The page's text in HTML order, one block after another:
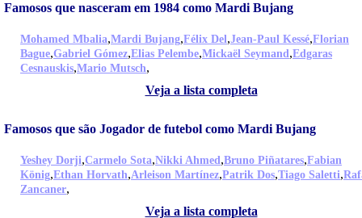
Famosos que nasceram em 1984 como Mardi Bujang
Mohamed Mbalia,Mardi Bujang,Félix Del,Jean-Paul Kessé,Florian
Bague,Gabriel Gómez,Elias Pelembe,Mickaël Seymand,Edgaras
Cesnauskis,Mario Mutsch,
Veja a lista completa
Famosos que são Jogador de futebol como Mardi Bujang
Yeshey Dorji,Carmelo Sota,Nikki Ahmed,Bruno Piñatares,Fabian
König,Ethan Horvath,Arleison Martínez,Patrik Dos,Tiago Saletti,
Zancaner,
Veja a lista completa